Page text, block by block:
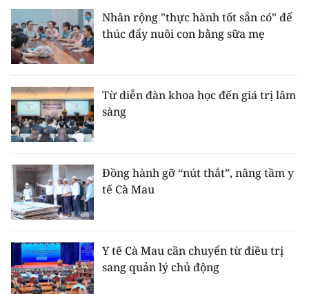
Nhân rộng "thực hành tốt sẵn có" để
thúc đẩy nuôi con bằng sữa mẹ
Từ diễn đàn khoa học đến giá trị lâm
sàng
Đồng hành gỡ “nút thắt”, nâng tầm y
tế Cà Mau
Y tế Cà Mau cần chuyển từ điều trị
sang quản lý chủ động